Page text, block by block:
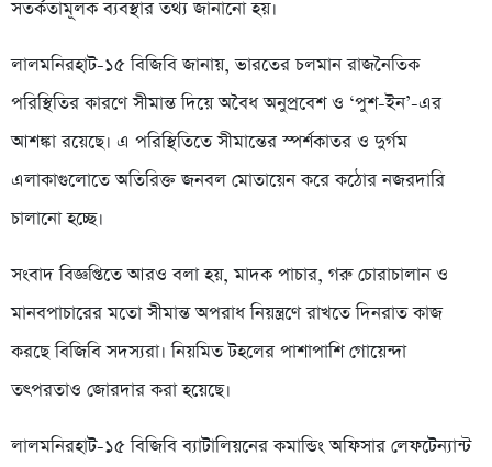
সতর্কতামূলক ব্যবস্থার তথ্য জানানো হয়।
লালমনিরহাট-১৫ বিজিবি জানায়, ভারতের চলমান রাজনৈতিক
পরিস্থিতির কারণে সীমান্ত দিয়ে অবৈধ অনুপ্রবেশ ও ‘পুশ-ইন’-এর
আশঙ্কা রয়েছে। এ পরিস্থিতিতে সীমান্তের স্পর্শকাতর ও দুর্গম
এলাকাগুলোতে অতিরিক্ত জনবল মোতায়েন করে কঠোর নজরদারি
চালানো হচ্ছে।
সংবাদ বিজ্ঞপ্তিতে আরও বলা হয়, মাদক পাচার, গরু চোরাচালান ও
মানবপাচারের মতো সীমান্ত অপরাধ নিয়ন্ত্রণে রাখতে দিনরাত কাজ
করছে বিজিবি সদস্যরা। নিয়মিত টহলের পাশাপাশি গোয়েন্দা
তৎপরতাও জোরদার করা হয়েছে।
লালমনিরহাট-১৫ বিজিবি ব্যাটালিয়নের কমান্ডিং অফিসার লেফটেন্যান্ট